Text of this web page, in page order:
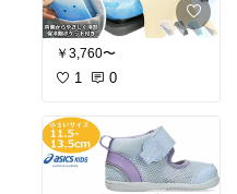
￥3,760〜
1 0